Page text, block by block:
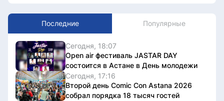
Последние Популярные
Сегодня, 18:07
Open air фестиваль JASTAR DAY
состоится в Астане в День молодежи
Сегодня, 17:16
Второй день Comic Con Astana 2026
собрал порядка 18 тысяч гостей